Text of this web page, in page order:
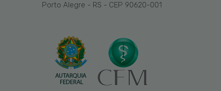
Porto Alegre - RS - CEP 90620-001